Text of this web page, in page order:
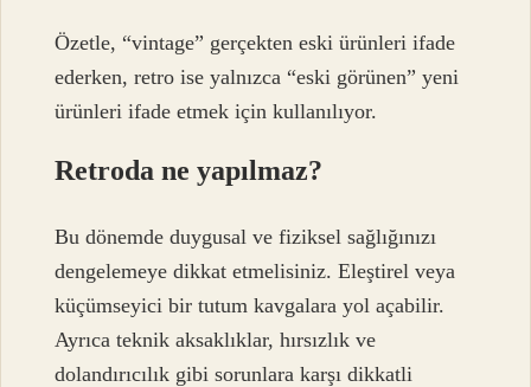
Özetle, “vintage” gerçekten eski ürünleri ifade
ederken, retro ise yalnızca “eski görünen” yeni
ürünleri ifade etmek için kullanılıyor.
Retroda ne yapılmaz?
Bu dönemde duygusal ve fiziksel sağlığınızı
dengelemeye dikkat etmelisiniz. Eleştirel veya
küçümseyici bir tutum kavgalara yol açabilir.
Ayrıca teknik aksaklıklar, hırsızlık ve
dolandırıcılık gibi sorunlara karşı dikkatli